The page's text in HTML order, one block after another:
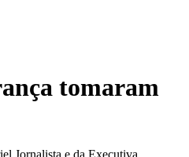
tomaram